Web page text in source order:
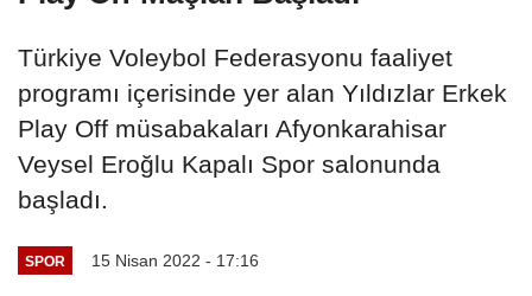
Türkiye Voleybol Federasyonu faaliyet
programı içerisinde yer alan Yıldızlar Erkek
Play Off müsabakaları Afyonkarahisar
Veysel Eroğlu Kapalı Spor salonunda
başladı.
SPOR 15 Nisan 2022 - 17:16